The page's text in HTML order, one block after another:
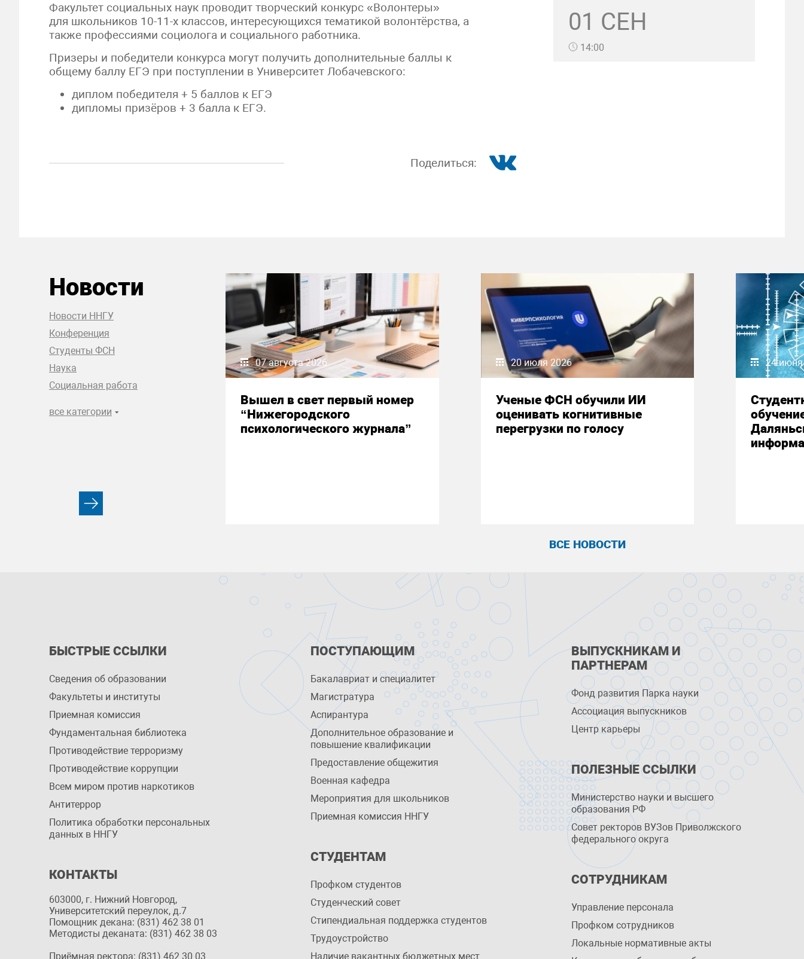
Факультет социальных наук проводит творческий конкурс «Волонтеры»
для школьников 10-11-х классов, интересующихся тематикой волонтёрства, а
также профессиями социолога и социального работника.
Призеры и победители конкурса могут получить дополнительные баллы к
общему баллу ЕГЭ при поступлении в Университет Лобачевского:
диплом победителя + 5 баллов к ЕГЭ
дипломы призёров + 3 балла к ЕГЭ.
Поделиться:
01 СЕН
14:00
Новости
Новости ННГУ
Конференция
Студенты ФСН
Наука
Социальная работа
все категории
07 августа 2026
Вышел в свет первый номер
“Нижегородского
психологического журнала”
20 июля 2026
Ученые ФСН обучили ИИ
оценивать когнитивные
перегрузки по голосу
24
ВСЕ НОВОСТИ
БЫСТРЫЕ ССЫЛКИ
Сведения об образовании
Факультеты и институты
Приемная комиссия
Фундаментальная библиотека
Противодействие терроризму
Противодействие коррупции
Всем миром против наркотиков
Антитеррор
Политика обработки персональных
данных в ННГУ
КОНТАКТЫ
603000, г. Нижний Новгород,
Университетский переулок, д.7
Помощник декана: (831) 462 38 01
Методисты деканата: (831) 462 38 03
Приёмная ректора: (831) 462 30 03
ПОСТУПАЮЩИМ
Бакалавриат и специалитет
Магистратура
Аспирантура
Дополнительное образование и
повышение квалификации
Предоставление общежития
Военная кафедра
Мероприятия для школьников
Приемная комиссия ННГУ
СТУДЕНТАМ
Профком студентов
Студенческий совет
Стипендиальная поддержка студентов
Трудоустройство
Наличие вакантных бюджетных мест
ВЫПУСКНИКАМ И
ПАРТНЕРАМ
Фонд развития Парка науки
Ассоциация выпускников
Центр карьеры
ПОЛЕЗНЫЕ ССЫЛКИ
Министерство науки и высшего
образования РФ
Совет ректоров ВУЗов Приволжского
федерального округа
СОТРУДНИКАМ
Управление персоналa
Профком сотрудников
Локальные нормативные акты